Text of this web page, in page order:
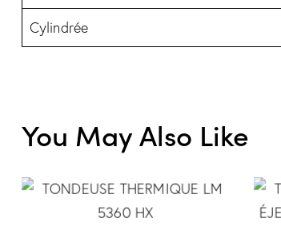
Cylindrée
You May Also Like